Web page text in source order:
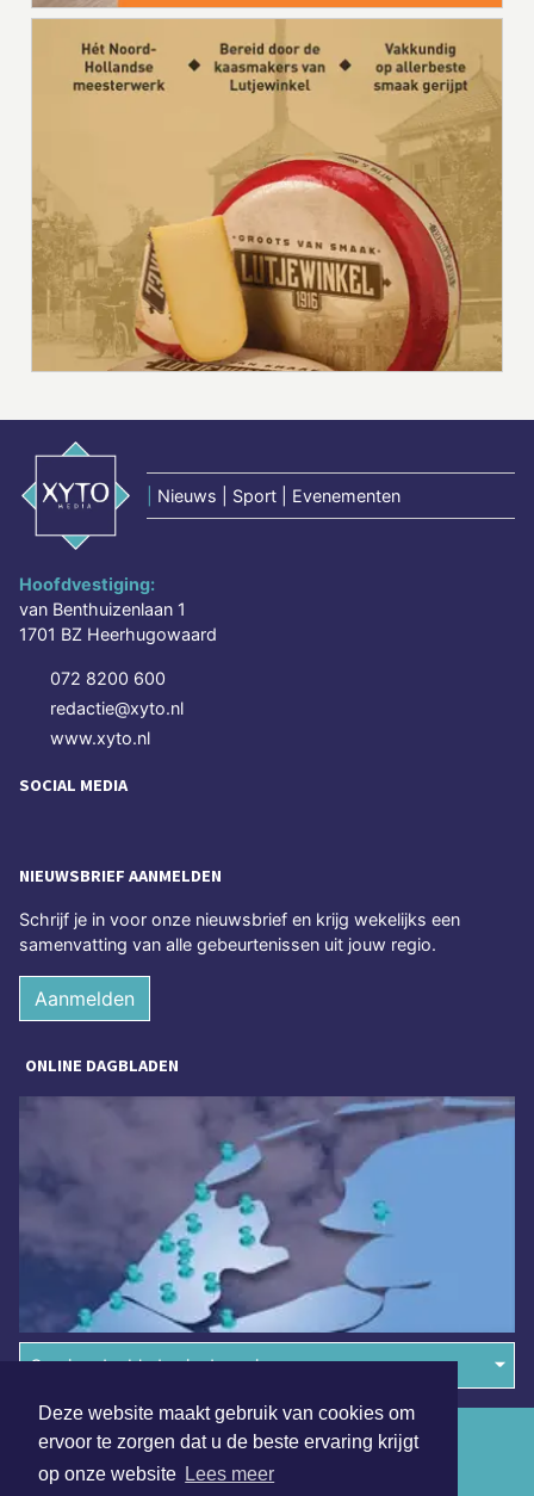
Deze website maakt gebruik van cookies om
ervoor te zorgen dat u de beste ervaring krijgt
op onze website Lees meer
Nieuws | Sport | Evenementen
Hoofdvestiging:
van Benthuizenlaan 1
1701 BZ Heerhugowaard
072 8200 600
redactie@xyto.nl
www.xyto.nl
SOCIAL MEDIA
NIEUWSBRIEF AANMELDEN
Schrijf je in voor onze nieuwsbrief en krijg wekelijks een
samenvatting van alle gebeurtenissen uit jouw regio.
Aanmelden
ONLINE DAGBLADEN
Overige dagbladen in de regio
Algemene voorwaarden
Disclaimer